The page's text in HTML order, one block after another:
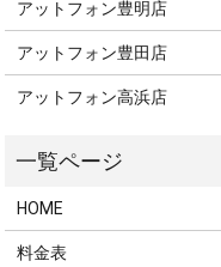
アットフォン豊明店
アットフォン豊田店
アットフォン高浜店
HOME
料金表